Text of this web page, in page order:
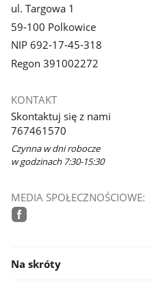
ul. Targowa 1
59-100 Polkowice
NIP 692-17-45-318
Regon 391002272
KONTAKT
Skontaktuj się z nami
767461570
Czynna w dni robocze
w godzinach 7:30-15:30
MEDIA SPOŁECZNOŚCIOWE:
Na skróty